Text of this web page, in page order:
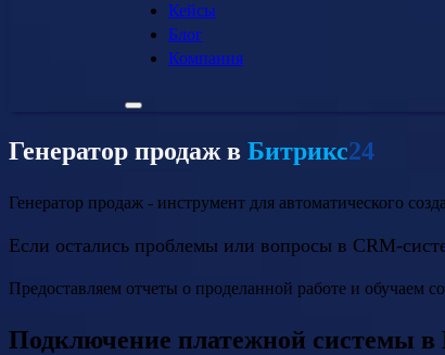
Кейсы
Блог
Компания
Генератор продаж в Битрикс24
Генератор продаж - инструмент для автоматического
Если остались проблемы или вопросы в CRM-
Предоставляем отчеты о проделанной работе и обучаем
Подключение платежной системы в